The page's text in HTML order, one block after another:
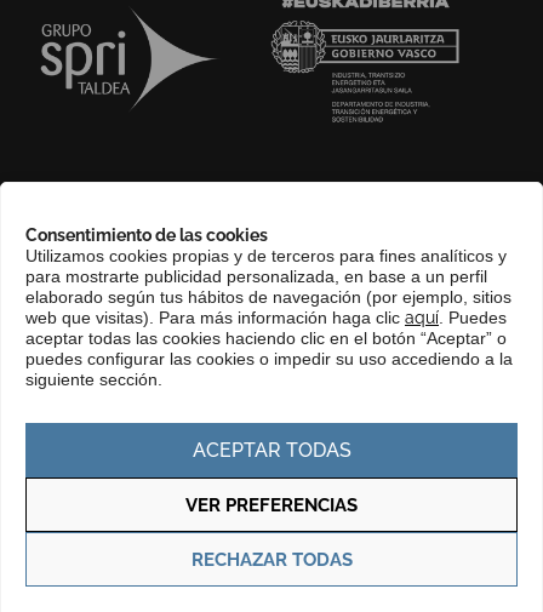
Consentimiento de las cookies
Utilizamos cookies propias y de terceros para fines analíticos y
para mostrarte publicidad personalizada, en base a un perfil
elaborado según tus hábitos de navegación (por ejemplo, sitios
web que visitas). Para más información haga clic aquí . Puedes
aceptar todas las cookies haciendo clic en el botón “Aceptar” o
puedes configurar las cookies o impedir su uso accediendo a la
siguiente sección.
ACEPTAR TODAS
RECHAZAR TODAS
VER PREFERENCIAS
COMPLIANCE CHANNEL
CONTACTO
EUSKERA
PERFIL DEL CONTRATANTE
Política de privacidad Política de cookies